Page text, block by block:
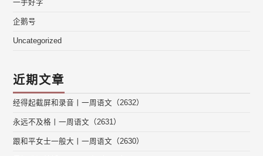
一手好字
企鹅号
Uncategorized
近期文章
经得起截屏和录音丨一周语文（2632）
永远不及格丨一周语文（2631）
跟和平女士一般大丨一周语文（2630）